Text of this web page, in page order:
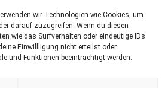
wir Technologien wie Cookies, um
darauf zuzugreifen. Wenn du diesen
wie das Surfverhalten oder eindeutige IDs
Einwillligung nicht erteilst oder
und Funktionen beeinträchtigt werden.